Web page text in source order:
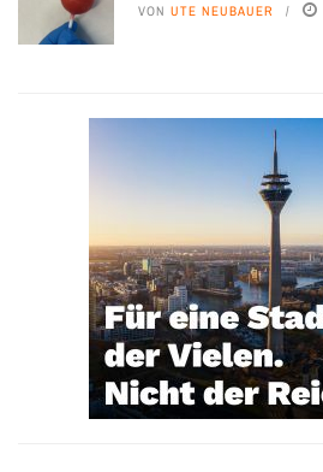
VON UTE NEUBAUER